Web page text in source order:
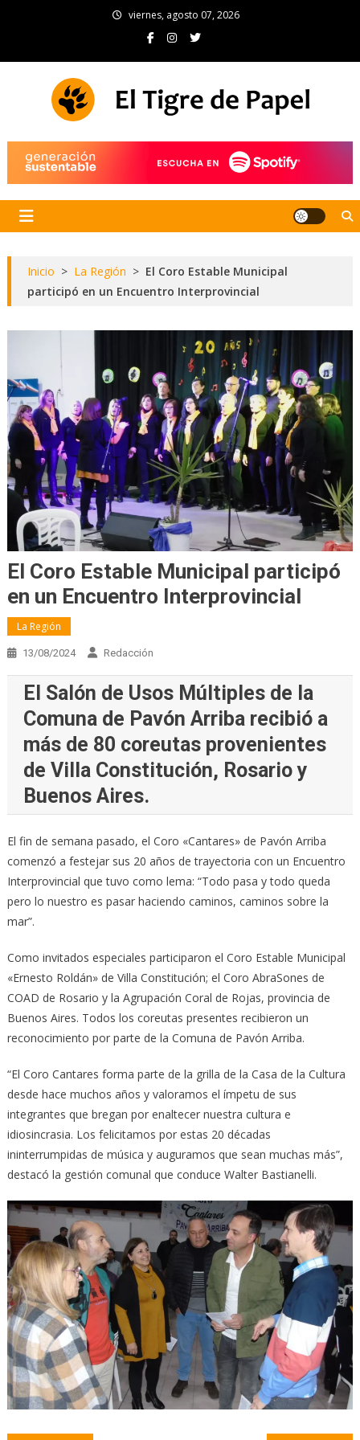
viernes, agosto 07, 2026
Inicio > La Región > El Coro Estable Municipal
participó en un Encuentro Interprovincial
El Coro Estable Municipal participó
en un Encuentro Interprovincial
La Región
13/08/2024 Redacción
El Salón de Usos Múltiples de la
Comuna de Pavón Arriba recibió a
más de 80 coreutas provenientes
de Villa Constitución, Rosario y
Buenos Aires.
El fin de semana pasado, el Coro «Cantares» de Pavón Arriba
comenzó a festejar sus 20 años de trayectoria con un Encuentro
Interprovincial que tuvo como lema: “Todo pasa y todo queda
pero lo nuestro es pasar haciendo caminos, caminos sobre la
mar”.
Como invitados especiales participaron el Coro Estable Municipal
«Ernesto Roldán» de Villa Constitución; el Coro AbraSones de
COAD de Rosario y la Agrupación Coral de Rojas, provincia de
Buenos Aires. Todos los coreutas presentes recibieron un
reconocimiento por parte de la Comuna de Pavón Arriba.
“El Coro Cantares forma parte de la grilla de la Casa de la Cultura
desde hace muchos años y valoramos el ímpetu de sus
integrantes que bregan por enaltecer nuestra cultura e
idiosincrasia. Los felicitamos por estas 20 décadas
ininterrumpidas de música y auguramos que sean muchas más”,
destacó la gestión comunal que conduce Walter Bastianelli.